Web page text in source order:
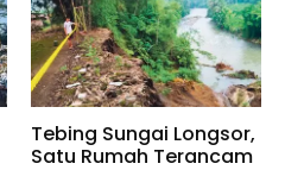
Tebing Sungai Longsor,
Satu Rumah Terancam